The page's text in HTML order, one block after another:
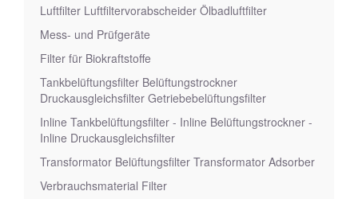
Luftfilter Luftfiltervorabscheider Ölbadluftfilter
Mess- und Prüfgeräte
Filter für Biokraftstoffe
Tankbelüftungsfilter Belüftungstrockner
Druckausgleichsfilter Getriebebelüftungsfilter
Inline Tankbelüftungsfilter - Inline Belüftungstrockner -
Inline Druckausgleichsfilter
Transformator Belüftungsfilter Transformator Adsorber
Verbrauchsmaterial Filter